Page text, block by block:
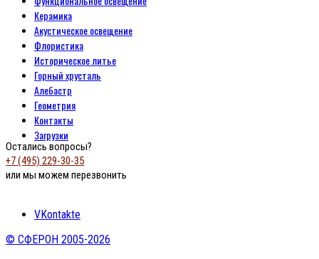
Керамика
Акустическое освещение
Флористика
Историческое литье
Горный хрусталь
Алебастр
Геометрия
Контакты
Загрузки
Остались вопросы?
+7 (495) 229-30-35
или мы можем перезвонить
VKontakte
© СФЕРОН 2005-2026